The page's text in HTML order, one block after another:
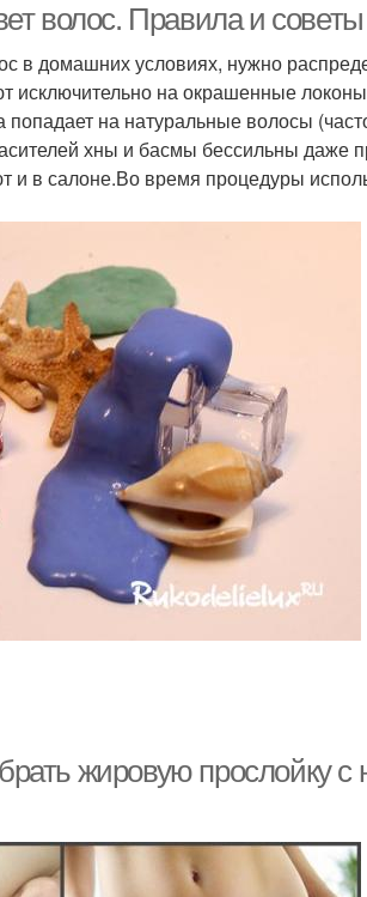
волос. Правила и
в домашних условиях, нужно
исключительно на окрашенные
на натуральные волосы
хны и басмы бессильны даже
и в салоне.Во время процедуры
жировую прослойку с